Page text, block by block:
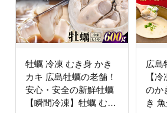
牡蠣 冷凍 むき身 かき
カキ 広島牡蠣の老舗！
安心・安全の新鮮牡蠣
【瞬間冷凍】牡蠣 むき
広島
【
のか
き